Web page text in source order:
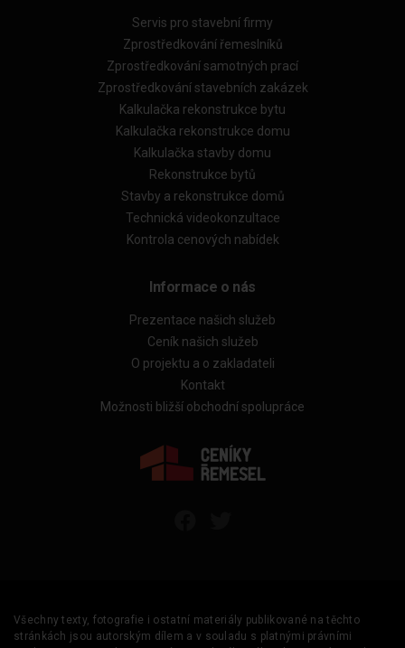
Servis pro stavební firmy
Zprostředkování řemeslníků
Zprostředkování samotných prací
Zprostředkování stavebních zakázek
Kalkulačka rekonstrukce bytu
Kalkulačka rekonstrukce domu
Kalkulačka stavby domu
Rekonstrukce bytů
Stavby a rekonstrukce domů
Technická videokonzultace
Kontrola cenových nabídek
Informace o nás
Prezentace našich služeb
Ceník našich služeb
O projektu a o zakladateli
Kontakt
Možnosti bližší obchodní spolupráce
Všechny texty, fotografie i ostatní materiály publikované na těchto
stránkách jsou autorským dílem a v souladu s platnými právními